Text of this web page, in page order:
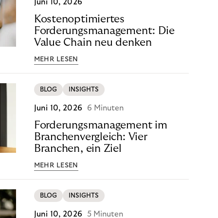
Juni 10, 2026
Kostenoptimiertes
Forderungsmanagement: Die
Value Chain neu denken
MEHR LESEN
BLOG INSIGHTS
Juni 10, 2026 6 Minuten
Forderungsmanagement im
Branchenvergleich: Vier
Branchen, ein Ziel
MEHR LESEN
BLOG INSIGHTS
Juni 10, 2026 5 Minuten